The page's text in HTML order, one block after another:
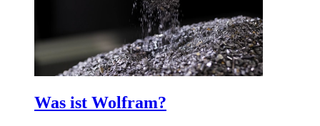
Was ist Wolfram?